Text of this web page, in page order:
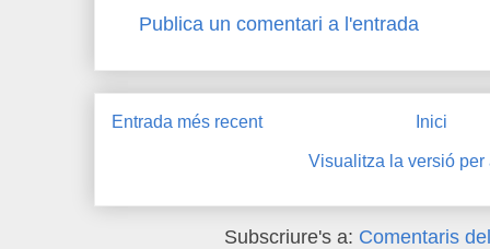
Publica un comentari a l'entrada
Entrada més recent Inici
Visualitza la versió per
Subscriure's a: Comentaris